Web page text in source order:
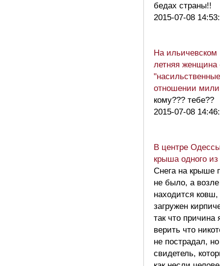
бедах страны!!
2015-07-08
На ильичевском
летняя
отношении
кому??? тебе??
2015-07-08
В центре
крыша одного
Снега на крыше
не было, а
находится
загружен
так что причина
верить что
не пострадал,
свидетель,